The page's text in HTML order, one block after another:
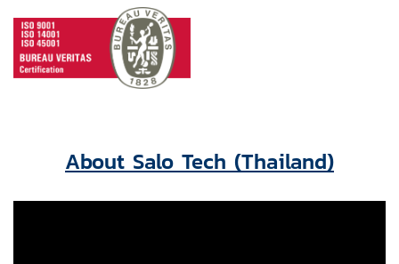
About Salo Tech (Thailand)